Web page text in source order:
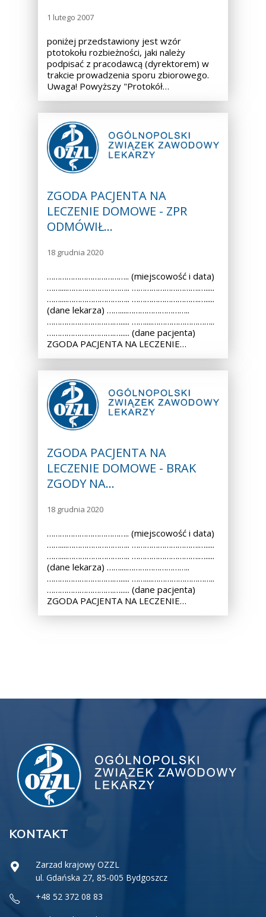
1 lutego 2007
poniżej przedstawiony jest wzór
ptotokołu rozbieżności, jaki należy
podpisać z pracodawcą (dyrektorem) w
trakcie prowadzenia sporu zbiorowego.
Uwaga! Powyższy "Protokół…
ZGODA PACJENTA NA
LECZENIE DOMOWE - ZPR
ODMÓWIŁ…
18 grudnia 2020
……………………………….. (miejscowość i data)
……....……………………….. ………………………….….....
……....……………………….. ………………………….….....
(dane lekarza) ……....………………………..
………………………….…..... ……....………………………..
………………………….…..... (dane pacjenta)
ZGODA PACJENTA NA LECZENIE…
ZGODA PACJENTA NA
LECZENIE DOMOWE - BRAK
ZGODY NA…
18 grudnia 2020
……………………………….. (miejscowość i data)
……....……………………….. ………………………….….....
……....……………………….. ………………………….….....
(dane lekarza) ……....………………………..
………………………….…..... ……....………………………..
………………………….…..... (dane pacjenta)
ZGODA PACJENTA NA LECZENIE…
KONTAKT
Zarzad krajowy OZZL
ul. Gdańska 27, 85-005 Bydgoszcz
+48 52 372 08 83